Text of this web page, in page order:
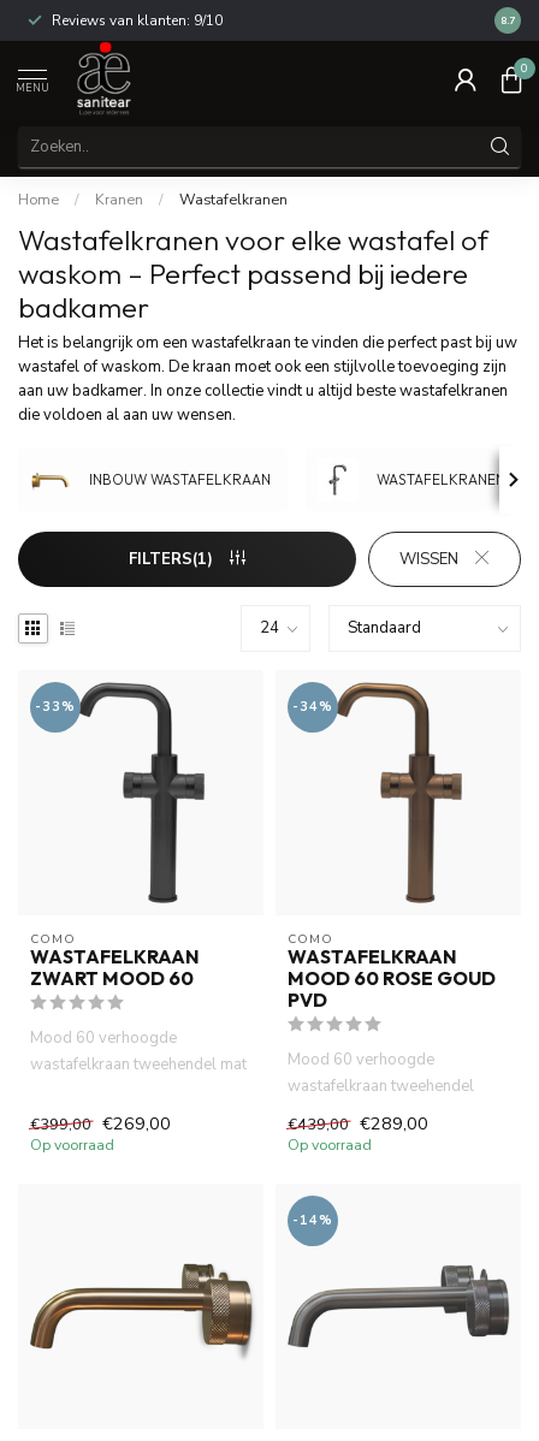
8.7
MENU
0
Home / Kranen / Wastafelkranen
Wastafelkranen voor elke wastafel of
waskom – Perfect passend bij iedere
badkamer
Het is belangrijk om een wastafelkraan te vinden die perfect past bij uw
wastafel of waskom. De kraan moet ook een stijlvolle toevoeging zijn
aan uw badkamer. In onze collectie vindt u altijd beste wastafelkranen
die voldoen al aan uw wensen.
INBOUW WASTAFELKRAAN WASTAFELKRANEN
FILTERS(1) WISSEN
-33%
COMO
WASTAFELKRAAN
ZWART MOOD 60
Mood 60 verhoogde
wastafelkraan tweehendel mat
handvatten. ...
€399,00 €269,00
Op voorraad
-34%
COMO
WASTAFELKRAAN
MOOD 60 ROSE GOUD
PVD
Mood 60 verhoogde
wastafelkraan tweehendel
handvatt...
€439,00 €289,00
Op voorraad
-14%